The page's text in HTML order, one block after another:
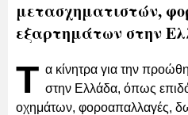
μετασχηματιστών,
εξαρτημάτων στην
Τ α κίνητρα για την
στην Ελλάδα, όπως
οχημάτων, φοροαπαλλαγές,